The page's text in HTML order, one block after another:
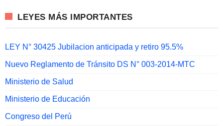
LEYES MÁS IMPORTANTES
LEY N° 30425 Jubilacion anticipada y retiro 95.5%
Nuevo Reglamento de Tránsito DS N° 003-2014-MTC
Ministerio de Salud
Ministerio de Educación
Congreso del Perú